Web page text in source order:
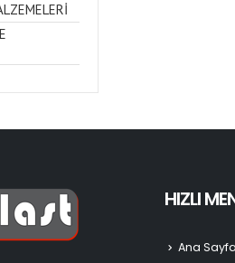
HIZLI
Ana Sayfa